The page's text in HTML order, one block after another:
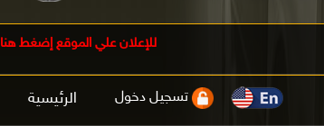
للإعلان علي الموقع إضغط هنا
الرئيسية تسجيل دخول